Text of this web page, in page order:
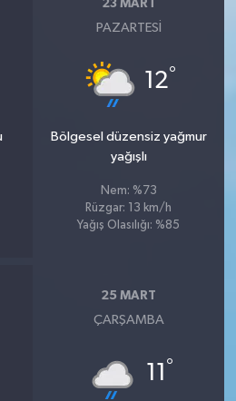
23 MART
PAZARTESI
12°
Bölgesel düzensiz yağmur
yağışlı
Nem: %73
Rüzgar: 13 km/h
Yağış Olasılığı: %85
25 MART
ÇARŞAMBA
11 °